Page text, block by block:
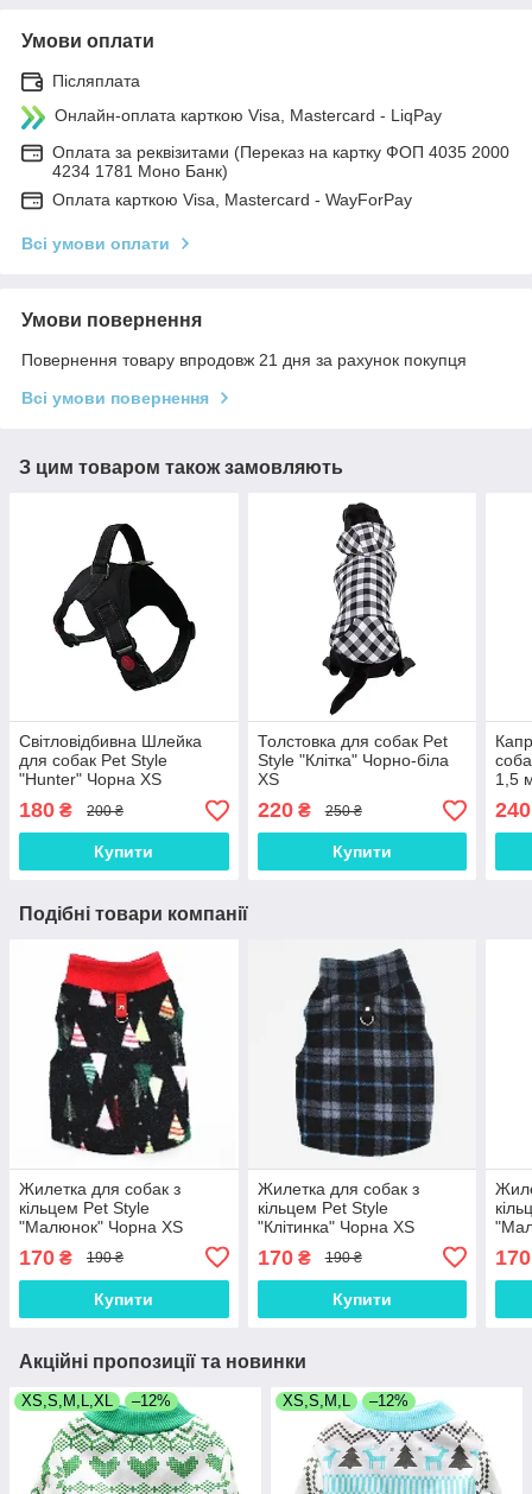
Умови оплати
Післяплата
Онлайн-оплата карткою Visa, Mastercard - LiqPay
Оплата за реквізитами (Переказ на картку ФОП 4035 2000
4234 1781 Моно Банк)
Оплата карткою Visa, Mastercard - WayForPay
Всі умови оплати
Умови повернення
Повернення товару впродовж 21 дня за рахунок покупця
Всі умови повернення
З цим товаром також замовляють
Світловідбивна Шлейка
для собак Pet Style
"Hunter" Чорна XS
180 ₴ 200 ₴
Купити
Толстовка для собак Pet
Style "Клітка" Чорно-біла
XS
220₴ 250 ₴
Купити
1,5
240
Подібні товари компанії
Жилетка для собак з
кільцем Pet Style
"Малюнок" Чорна XS
170 ₴ 190 ₴
Купити
Жилетка для собак з
кільцем Pet Style
"Клітинка" Чорна XS
170₴ 190 ₴
Купити
170
Акційні пропозиції та новинки
XS,S,M,L,XL –12% XS,S,M,L –12%